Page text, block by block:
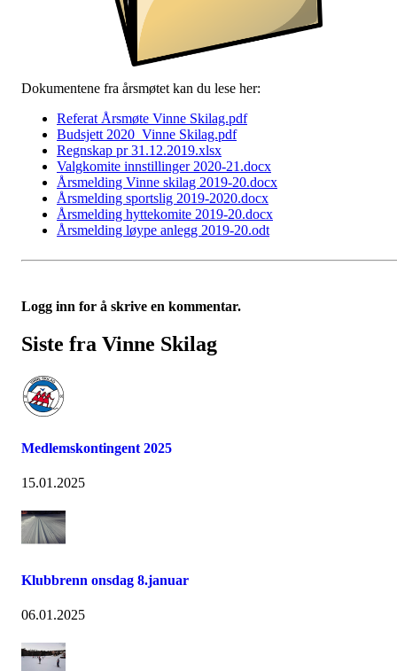
Dokumentene fra årsmøtet kan du lese her:
Referat Årsmøte Vinne Skilag.pdf
Budsjett 2020_Vinne Skilag.pdf
Regnskap pr 31.12.2019.xlsx
Valgkomite innstillinger 2020-21.docx
Årsmelding Vinne skilag 2019-20.docx
Årsmelding sportslig 2019-2020.docx
Årsmelding hyttekomite 2019-20.docx
Årsmelding løype anlegg 2019-20.odt
Logg inn for å skrive en kommentar.
Siste fra Vinne Skilag
Medlemskontingent 2025
15.01.2025
Klubbrenn onsdag 8.januar
06.01.2025